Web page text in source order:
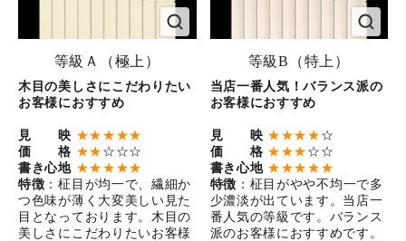
等級Ａ（極上）
木目の美しさにこだわりたい
お客様におすすめ
見 映 ★★★★★
価 格 ★★ ☆☆☆
書き心地 ★★★★★
特徴 ：柾目が均一で、繊細か
つ色味が薄く大変美しい見た
目となっております。木目の
美しさにこだわりたいお客様
等級B（特上）
当店一番人気！バランス派の
お客様におすすめ
見 映 ★★★★ ☆
価 格 ★★★ ☆☆
書き心地 ★★★★★
特徴 ：柾目がやや不均一で多
少濃淡が出ています。当店一
番人気の等級です。バランス
派のお客様におすすめです。